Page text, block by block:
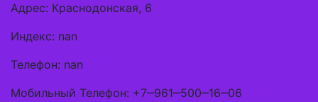
Адрес: Краснодонская, 6
Индекс: nan
Телефон: nan
Мобильный Телефон: +7‒961‒500‒16‒06